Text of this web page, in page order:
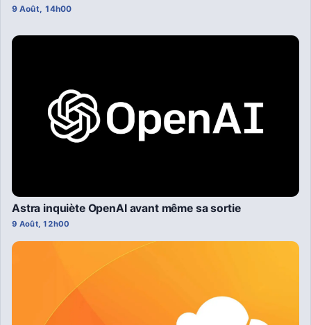
9 Août, 14h00
Astra inquiète OpenAI avant même sa sortie
9 Août, 12h00